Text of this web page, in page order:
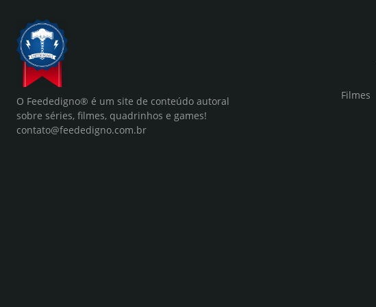
O Feededigno® é um site de conteúdo autoral
sobre séries, filmes, quadrinhos e games!
contato@feededigno.com.br
Filmes